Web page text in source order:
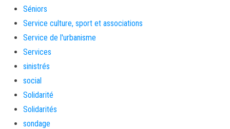
Séniors
Service culture, sport et associations
Service de l'urbanisme
Services
sinistrés
social
Solidarité
Solidarités
sondage